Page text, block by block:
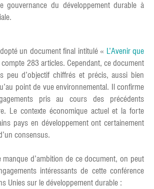
gouvernance du développement durable à
un document final intitulé « L’Avenir que
283 articles. Cependant, ce document
peu d’objectif chiffrés et précis, aussi bien
point de vue environnemental. Il confirme
pris au cours des précédents
Le contexte économique actuel et la forte
pays en développement ont certainement
consensus.
manque d’ambition de ce document, on peut
intéressants de cette conférence
Unies sur le développement durable :